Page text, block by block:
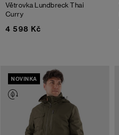
Větrovka LundbreckThai
Curry
4 598 Kč
NOVINKA